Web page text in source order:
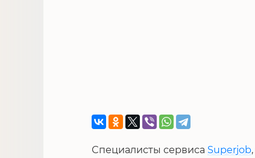
Специалисты сервиса Superjob